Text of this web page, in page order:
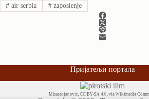
#air serbia #zaposlenje
Пријатељи портала
Misastojanovic,CC BY-SA 4.0, via Wikimedia